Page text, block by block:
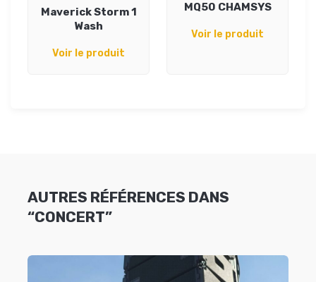
Maverick Storm 1
Wash
Voir le produit
MQ50 CHAMSYS
Voir le produit
AUTRES RÉFÉRENCES DANS
“CONCERT”